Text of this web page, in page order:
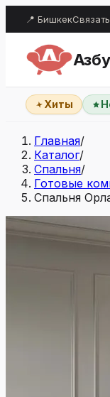
📍 Бишкек
Хиты
Главная/
Каталог/
Спальня/
Готовые
Спальня